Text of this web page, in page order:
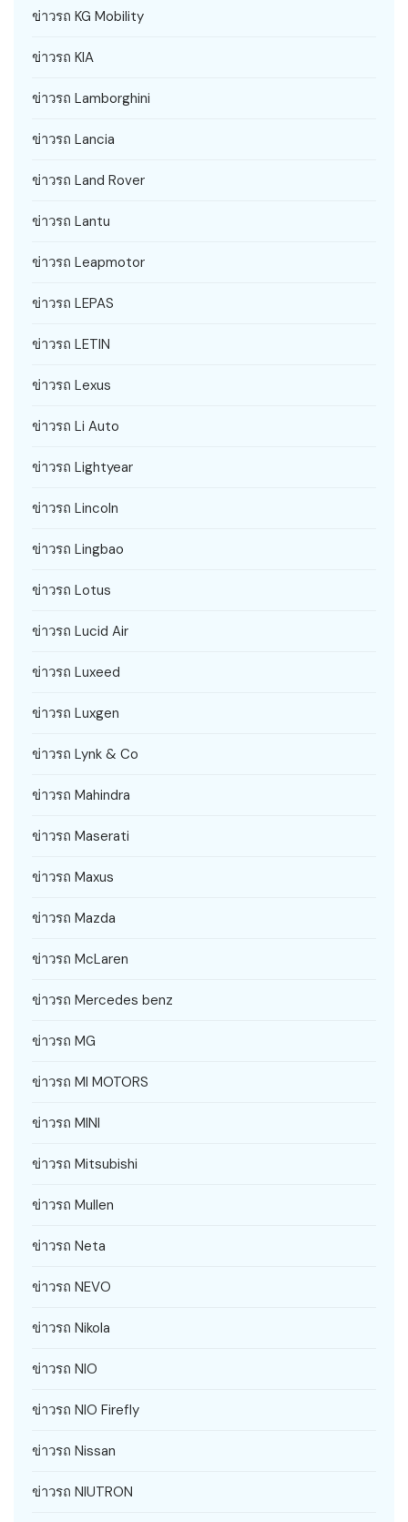
ข่าวรถ KG Mobility
ข่าวรถ KIA
ข่าวรถ Lamborghini
ข่าวรถ Lancia
ข่าวรถ Land Rover
ข่าวรถ Lantu
ข่าวรถ Leapmotor
ข่าวรถ LEPAS
ข่าวรถ LETIN
ข่าวรถ Lexus
ข่าวรถ Li Auto
ข่าวรถ Lightyear
ข่าวรถ Lincoln
ข่าวรถ Lingbao
ข่าวรถ Lotus
ข่าวรถ Lucid Air
ข่าวรถ Luxeed
ข่าวรถ Luxgen
ข่าวรถ Lynk & Co
ข่าวรถ Mahindra
ข่าวรถ Maserati
ข่าวรถ Maxus
ข่าวรถ Mazda
ข่าวรถ McLaren
ข่าวรถ Mercedes benz
ข่าวรถ MG
ข่าวรถ MI MOTORS
ข่าวรถ MINI
ข่าวรถ Mitsubishi
ข่าวรถ Mullen
ข่าวรถ Neta
ข่าวรถ NEVO
ข่าวรถ Nikola
ข่าวรถ NIO
ข่าวรถ NIO Firefly
ข่าวรถ Nissan
ข่าวรถ NIUTRON